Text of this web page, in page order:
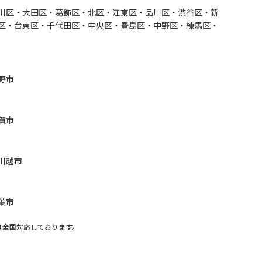
区・大田区・葛飾区・北区・江東区・品川区・渋谷区・新
・台東区・千代田区・中央区・豊島区・中野区・練馬区・
市
市
越市
市
国対応しております。